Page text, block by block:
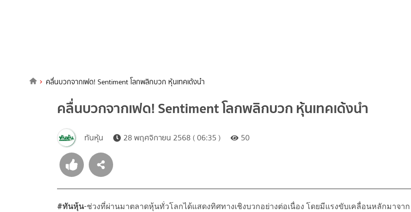
คลื่นบวกจากเฟด! Sentiment โลกพลิกบวก หุ้นเทคเด้งนำ
คลื่นบวกจากเฟด! Sentiment โลกพลิกบวก หุ้นเทคเด้งนำ
ทันหุ้น 28 พฤศจิกายน 2568 ( 06:35 ) 50
#ทันหุ้น-ช่วงที่ผ่านมาตลาดหุ้นทั่วโลกได้แสดงทิศทางเชิงบวกอย่างต่อเนื่อง โดยมีแรงขับเคลื่อนหลักมาจาก